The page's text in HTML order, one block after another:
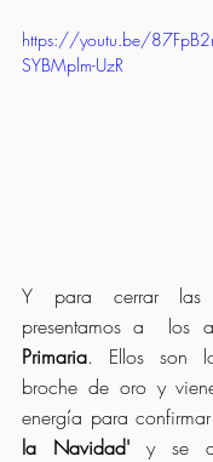
https://youtu.be/
SYBMplm-UzR
Y para cerrar las
presentamos a  los
Primaria. Ellos son
broche de oro y
energía para
la Navidad' y se